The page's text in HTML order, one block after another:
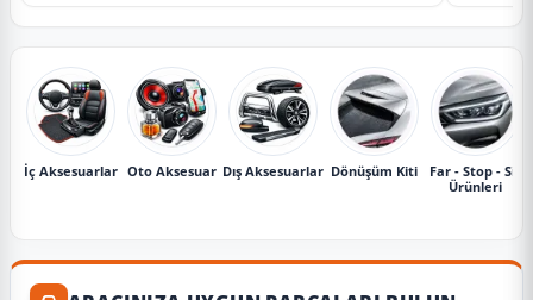
İç Aksesuarlar Oto Aksesuar Dış Aksesuarlar Dönüşüm Kiti
Far - Stop - Sis
Ürünleri